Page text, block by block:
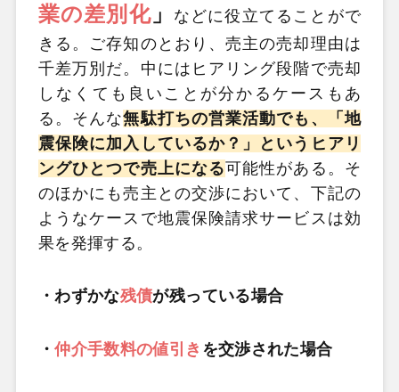
業の差別化」
などに役立てることがで
きる。ご存知のとおり、売主の売却理由は
千差万別だ。中にはヒアリング段階で売却
しなくても良いことが分かるケースもあ
る。そんな無駄打ちの営業活動でも、「地
震保険に加入しているか？」というヒアリ
ングひとつで売上になる可能性がある。そ
のほかにも売主との交渉において、下記の
ようなケースで地震保険請求サービスは効
果を発揮する。
・わずかな残債が残っている場合
・仲介手数料の値引き を交渉された場合